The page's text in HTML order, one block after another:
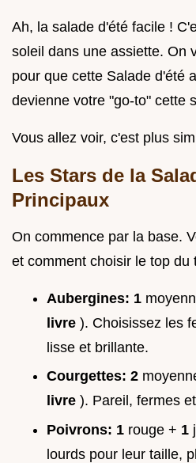
Ah, la salade d'été facile !
soleil dans une assiette. On
pour que cette Salade d'été
devienne votre "go-to" cette
Vous allez voir, c'est plus
Les Stars de la
Principaux
On commence par la base.
et comment choisir le top du
Aubergines: 1
livre ). Choisissez les
lisse et brillante.
Courgettes: 2
livre ). Pareil, fermes
Poivrons: 1 rouge + 1
lourds pour leur taille,